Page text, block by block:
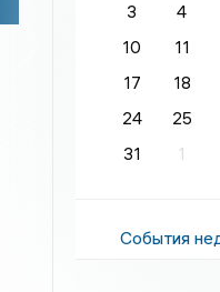
3
4
10
11
17
18
24
25
31
1
События